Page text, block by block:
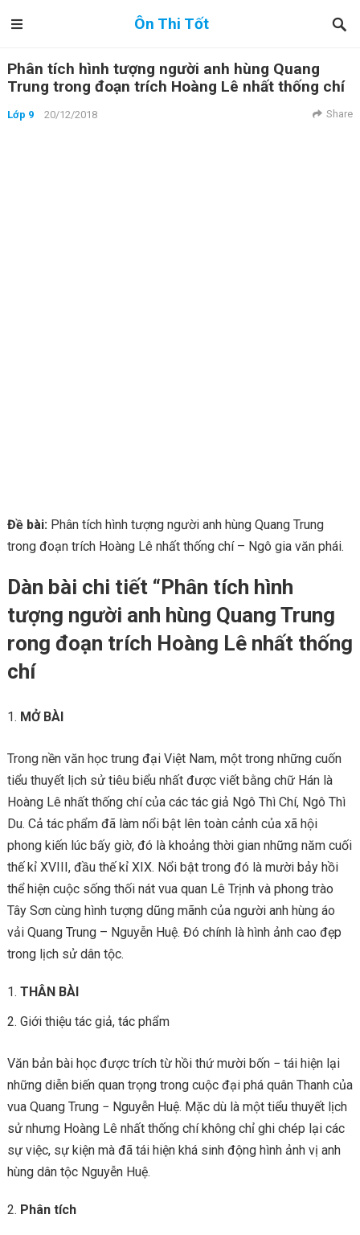
Ôn Thi Tốt
Phân tích hình tượng người anh hùng Quang
Trung trong đoạn trích Hoàng Lê nhất thống chí
Lớp 9 20/12/2018 Share
Đề bài:Phân tích hình tượng người anh hùng Quang Trung
trong đoạn trích Hoàng Lê nhất thống chí – Ngô gia văn phái.
Dàn bài chi tiết “Phân tích hình
tượng người anh hùng Quang Trung
rong đoạn trích Hoàng Lê nhất thống
chí
MỞ BÀI
Trong nền văn học trung đại Việt Nam, một trong những cuốn
tiểu thuyết lịch sử tiêu biểu nhất được viết bằng chữ Hán là
Hoàng Lê nhất thống chí của các tác giả Ngô Thì Chí, Ngô Thì
Du. Cả tác phẩm đã làm nổi bật lên toàn cảnh của xã hội
phong kiến lúc bấy giờ, đó là khoảng thời gian những năm cuối
thế kỉ XVIII, đầu thế kỉ XIX. Nổi bật trong đó là mười bảy hồi
thể hiện cuộc sống thối nát vua quan Lê Trịnh và phong trào
Tây Sơn cùng hình tượng dũng mãnh của người anh hùng áo
vải Quang Trung – Nguyễn Huệ. Đó chính là hình ảnh cao đẹp
trong lịch sử dân tộc.
THÂN BÀI
Giới thiệu tác giả, tác phẩm
Văn bản bài học được trích từ hồi thứ mười bốn − tái hiện lại
những diễn biến quan trọng trong cuộc đại phá quân Thanh của
vua Quang Trung − Nguyễn Huệ. Mặc dù là một tiểu thuyết lịch
sử nhưng Hoàng Lê nhất thống chí không chỉ ghi chép lại các
sự việc, sự kiện mà đã tái hiện khá sinh động hình ảnh vị anh
hùng dân tộc Nguyễn Huệ.
Phân tích